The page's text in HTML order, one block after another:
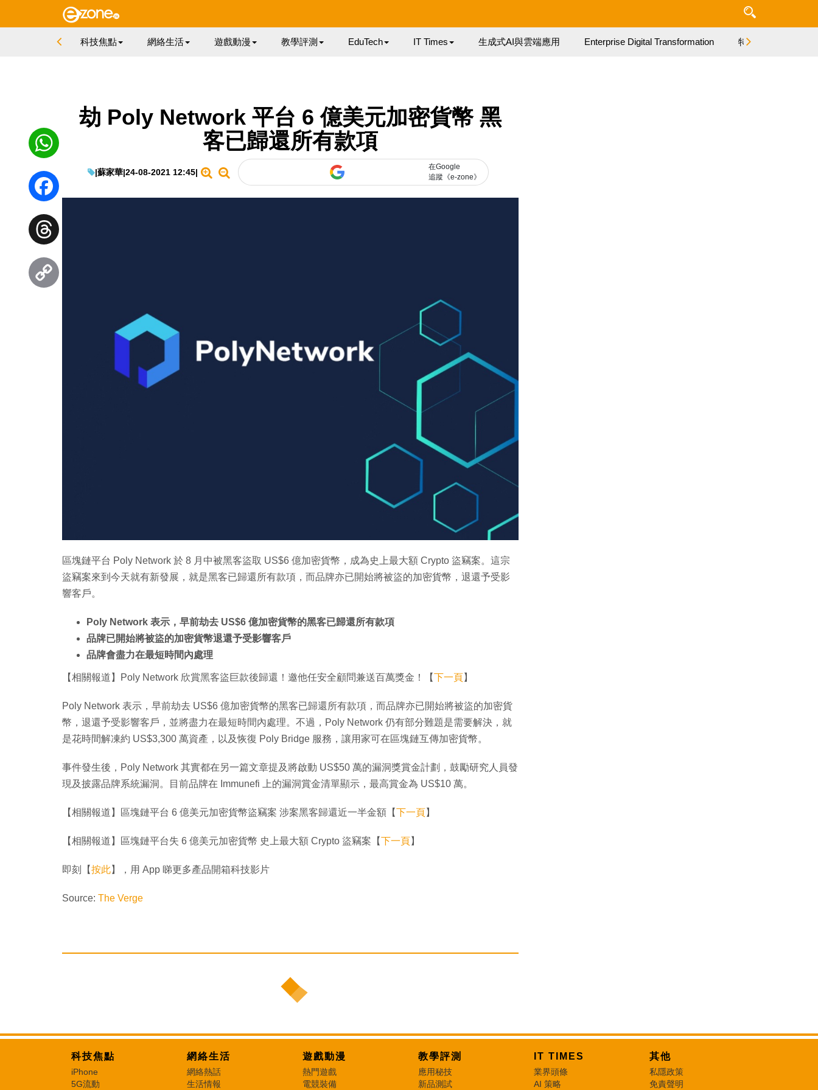
科技焦點 網絡生活 遊戲動漫 教學評測 EduTech IT Times 生成式AI與雲端應用 Enterprise Digital Transformation 特集
劫 Poly Network 平台 6 億美元加密貨幣 黑
客已歸還所有款項
|蘇家華|24-08-2021 12:45|
在Google
追蹤《e-zone》
區塊鏈平台 Poly Network 於 8 月中被黑客盜取 US$6 億加密貨幣，成為史上最大額 Crypto 盜竊案。這宗
盜竊案來到今天就有新發展，就是黑客已歸還所有款項，而品牌亦已開始將被盜的加密貨幣，退還予受影
響客戶。
Poly Network 表示，早前劫去 US$6 億加密貨幣的黑客已歸還所有款項
品牌已開始將被盜的加密貨幣退還予受影響客戶
品牌會盡力在最短時間內處理
【相關報道】Poly Network 欣賞黑客盜巨款後歸還！邀他任安全顧問兼送百萬獎金！【下一頁】
Poly Network 表示，早前劫去 US$6 億加密貨幣的黑客已歸還所有款項，而品牌亦已開始將被盜的加密貨
幣，退還予受影響客戶，並將盡力在最短時間內處理。不過，Poly Network 仍有部分難題是需要解決，就
是花時間解凍約 US$3,300 萬資產，以及恢復 Poly Bridge 服務，讓用家可在區塊鏈互傳加密貨幣。
事件發生後，Poly Network 其實都在另一篇文章提及將啟動 US$50 萬的漏洞獎賞金計劃，鼓勵研究人員發
現及披露品牌系統漏洞。目前品牌在 Immunefi 上的漏洞賞金清單顯示，最高賞金為 US$10 萬。
【相關報道】區塊鏈平台 6 億美元加密貨幣盜竊案 涉案黑客歸還近一半金額【下一頁】
【相關報道】區塊鏈平台失 6 億美元加密貨幣 史上最大額 Crypto 盜竊案【下一頁】
即刻【按此】，用 App 睇更多產品開箱科技影片
Source: The Verge
WhatsApp
Facebook
Threads
科技焦點
iPhone
5G流動
網絡生活
網絡熱話
生活情報
遊戲動漫
熱門遊戲
電競裝備
教學評測
應用秘技
新品測試
IT TIMES
業界頭條
AI 策略
其他
私隱政策
免責聲明